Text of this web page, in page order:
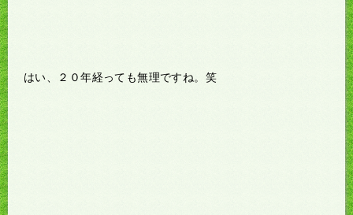
はい、２０年経っても無理ですね。笑